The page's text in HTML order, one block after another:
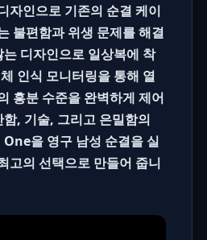
자인으로 기존의 순결 케이
불편함과 위생 문제를 해결
디자인으로 일상복에 착
인식 모니터링을 통해 열
흥분 수준을 완벽하게 제어
, 기술, 그리고 은밀함의
One을 영구 남성 순결을 실
고의 선택으로 만들어 줍니